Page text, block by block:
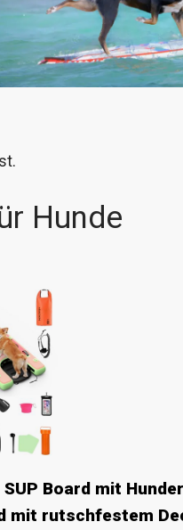
Hunde
Board mit
mit rutschfestem